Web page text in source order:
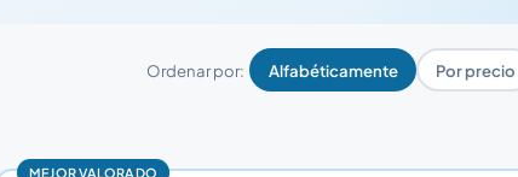
Ordenar por: Alfabéticamente Por precio
MEJOR VALORADO